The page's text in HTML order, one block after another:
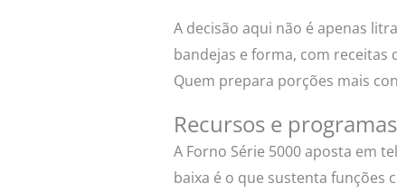
A decisão aqui não é apenas
bandejas e forma, com
Quem prepara porções mais
Recursos e
A Forno Série 5000 aposta em
baixa é o que sustenta